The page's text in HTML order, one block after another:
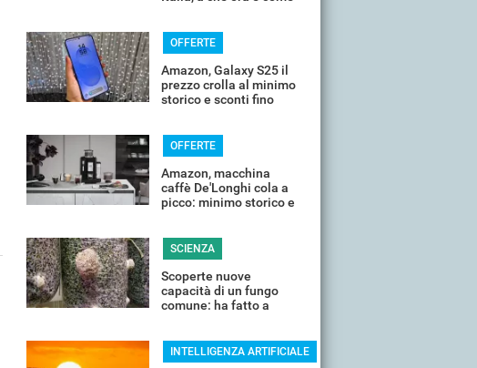
OFFERTE
Amazon, Galaxy S25 il
prezzo crolla al minimo
storico e sconti fino
OFFERTE
Amazon, macchina
caffè De'Longhi cola a
picco: minimo storico e
SCIENZA
Scoperte nuove
capacità di un fungo
comune: ha fatto a
INTELLIGENZA ARTIFICIALE